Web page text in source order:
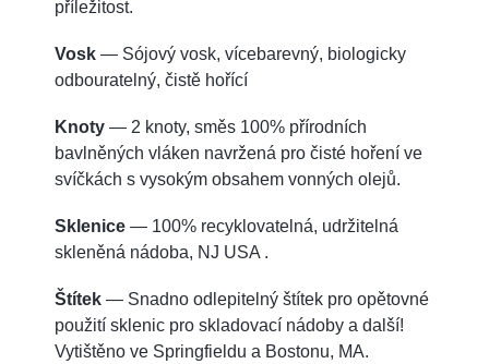
příležitost.
Vosk — Sójový vosk, vícebarevný, biologicky
odbouratelný, čistě hořící
Knoty — 2 knoty, směs 100% přírodních
bavlněných vláken navržená pro čisté hoření ve
svíčkách s vysokým obsahem vonných olejů.
Sklenice — 100% recyklovatelná, udržitelná
skleněná nádoba, NJ USA .
Štítek — Snadno odlepitelný štítek pro opětovné
použití sklenic pro skladovací nádoby a další!
Vytištěno ve Springfieldu a Bostonu, MA.